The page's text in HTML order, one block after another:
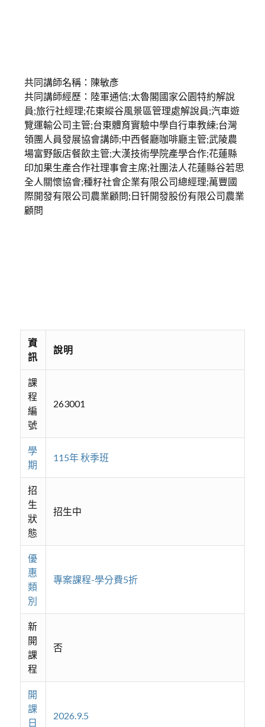
共同講師名稱：陳敏彥
共同講師經歷：陸軍通信;太魯閣國家公園特約解說
員;旅行社經理;花東縱谷風景區管理處解說員;汽車遊
覽運輸公司主管;台東體育實驗中學自行車教練;台灣
領團人員發展協會講師;中西餐廳咖啡廳主管;武陵農
場富野飯店餐飲主管;大漢技術學院產學合作;花蓮縣
印加果生產合作社理事會主席;社團法人花蓮縣谷若思
全人關懷協會;種籽社會企業有限公司總經理;萬豐國
際開發有限公司農業顧問;日钎開發股份有限公司農業
顧問
資
訊
說明
課
程
編
號
263001
學
期
115年 秋季班
招
生
狀
態
招生中
優
惠
類
別
專案課程-學分費5折
新
開
課
程
否
開
課
日
2026.9.5